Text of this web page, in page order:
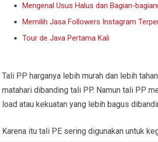
Mengenal Usus Halus dan Bagian-
Memilih Jasa Followers Instagram
Tour de Java Pertama Kali
Tali PP harganya lebih murah dan lebih
matahari dibanding tali PP. Namun tali PP
load atau kekuatan yang lebih bagus
Karena itu tali PE sering digunakan untuk